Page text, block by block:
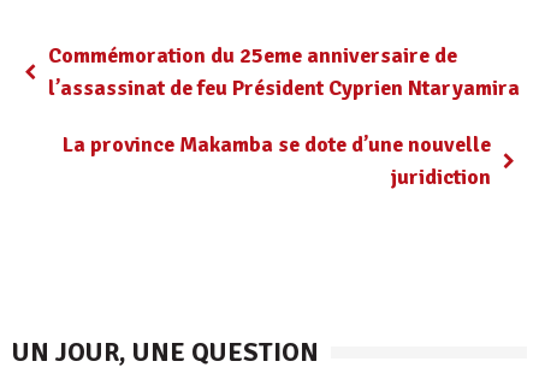
Commémoration du 25eme anniversaire de
l’assassinat de feu Président Cyprien Ntaryamira
La province Makamba se dote d’une nouvelle
juridiction
UN JOUR, UNE QUESTION